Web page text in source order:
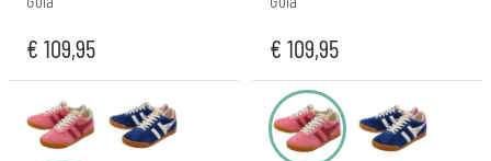
€ 109,95 € 109,95